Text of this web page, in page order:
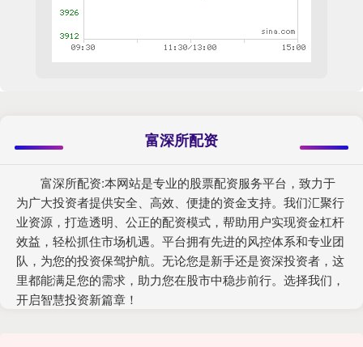
富深所配资
富深所配资:本网站是专业的股票配资服务平台，致力于
为广大投资者提供安全、高效、便捷的资金支持。我们汇聚行
业资源，打造透明、公正的配资模式，帮助用户实现资金杠杆
效益，轻松抓住市场机遇。平台拥有先进的风控体系和专业团
队，为您的投资保驾护航。无论您是新手还是资深投资者，这
里都能满足您的需求，助力您在股市中稳步前行。选择我们，
开启智慧投资新篇章！